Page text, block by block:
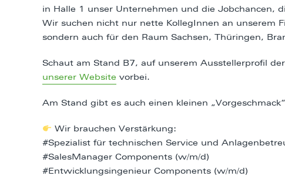
in Halle 1 unser Unternehmen und die Jobchancen,
Wir suchen nicht nur nette KollegInnen an unserem
sondern auch für den Raum Sachsen, Thüringen,
Schaut am Stand B7, auf unserem Ausstellerprofil der
unserer Website vorbei.
Am Stand gibt es auch einen kleinen
Wir brauchen Verstärkung:
#Spezialist für technischen Service und
#SalesManager Components (w/m/d)
#Entwicklungsingenieur Components (w/m/d)